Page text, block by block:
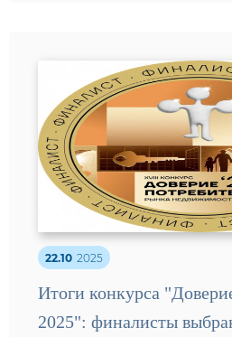
22.10 2025
Итоги конкурса
2025": финалисты